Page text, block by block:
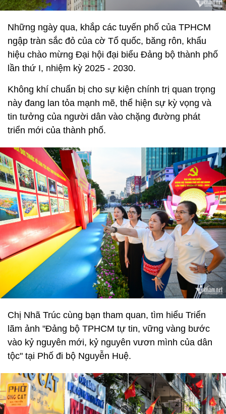
Những ngày qua, khắp các tuyến phố của TPHCM
ngập tràn sắc đỏ của cờ Tổ quốc, băng rôn, khẩu
hiệu chào mừng Đại hội đại biểu Đảng bộ thành phố
lần thứ I, nhiệm kỳ 2025 - 2030.
Không khí chuẩn bị cho sự kiện chính trị quan trọng
này đang lan tỏa mạnh mẽ, thể hiện sự kỳ vọng và
tin tưởng của người dân vào chặng đường phát
triển mới của thành phố.
Chị Nhã Trúc cùng bạn tham quan, tìm hiểu Triển
lãm ảnh "Đảng bộ TPHCM tự tin, vững vàng bước
vào kỷ nguyên mới, kỷ nguyên vươn mình của dân
tộc" tại Phố đi bộ Nguyễn Huệ.